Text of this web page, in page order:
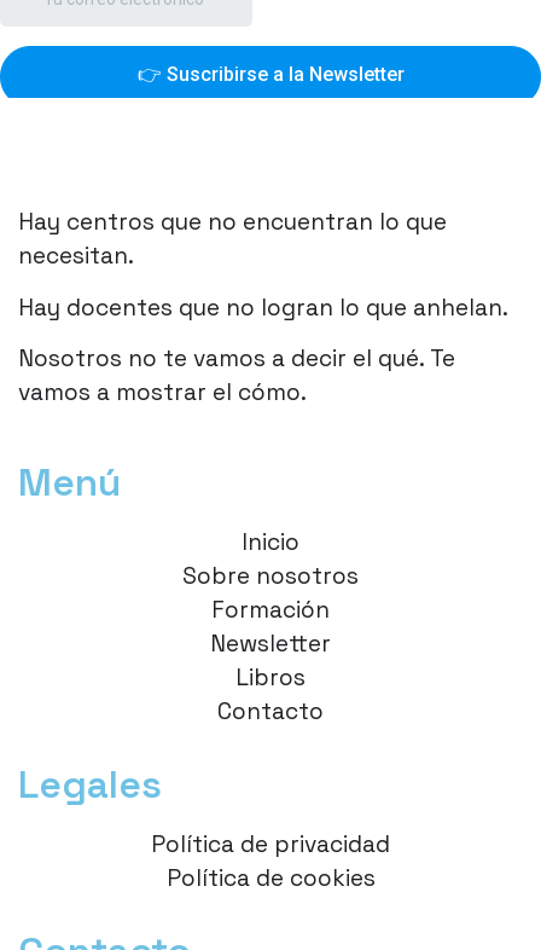
Hay centros que no encuentran lo que
necesitan.
Hay docentes que no logran lo que anhelan.
Nosotros no te vamos a decir el qué. Te
vamos a mostrar el cómo.
Menú
Inicio
Sobre nosotros
Formación
Newsletter
Libros
Contacto
Legales
Política de privacidad
Política de cookies